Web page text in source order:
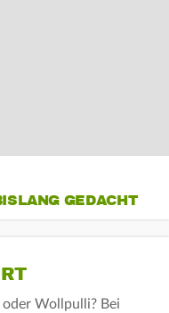
GEDACHT
oder Wollpulli? Bei